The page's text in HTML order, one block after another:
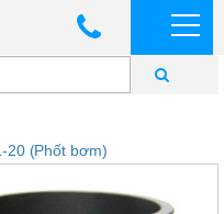
20 (Phốt bơm)